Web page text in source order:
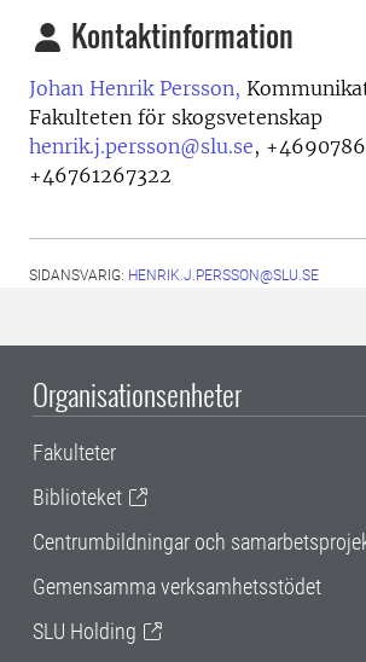
Kontaktinformation
Johan Henrik Persson,
Fakulteten för skogsvetenskap
henrik.j.persson@slu.se,
+46761267322
SIDANSVARIG: HENRIK.J.PERSSON@SLU.SE
Organisationsenheter
Fakulteter
Biblioteket
Centrumbildningar och
Gemensamma verksamhetsstödet
SLU Holding